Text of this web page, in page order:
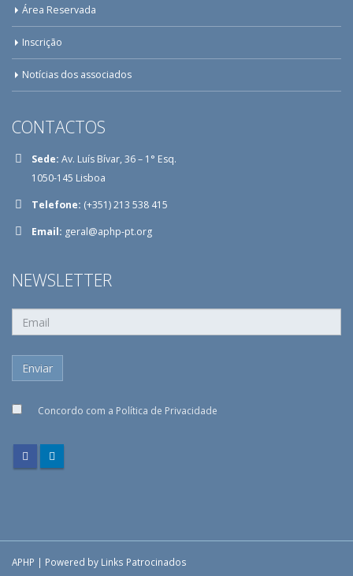
Área Reservada
Inscrição
Notícias dos associados
CONTACTOS
Sede: Av. Luís Bívar, 36 – 1° Esq.
1050-145 Lisboa
Telefone: (+351) 213 538 415
Email: geral@aphp-pt.org
NEWSLETTER
Concordo com a Política de Privacidade
APHP | Powered by Links Patrocinados